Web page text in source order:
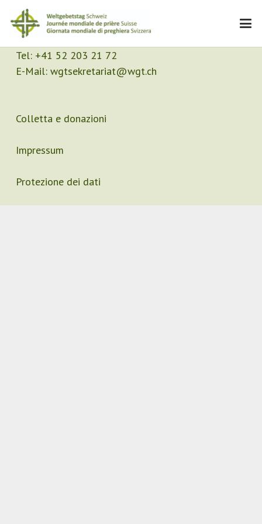
Contatto
Segretariato
Tel: +41 52 203 21 72
E-Mail: wgtsekretariat@wgt.ch
Colletta e donazioni
Impressum
Protezione dei dati